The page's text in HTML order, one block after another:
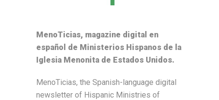
MenoTicias, magazine digital en
español de Ministerios Hispanos de la
Iglesia Menonita de Estados Unidos.
MenoTicias, the Spanish-language digital
newsletter of Hispanic Ministries of